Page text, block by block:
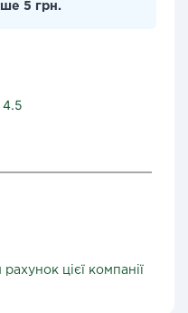
5 грн.
4.5
цієї компанії